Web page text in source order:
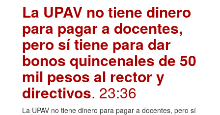
La UPAV no tiene dinero
para pagar a docentes,
pero sí tiene para dar
bonos quincenales de 50
mil pesos al rector y
directivos. 23:36
La UPAV no tiene dinero para pagar a docentes, pero sí